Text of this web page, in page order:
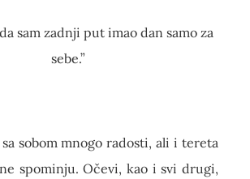
sam zadnji put imao dan samo za
sebe.”
sobom mnogo radosti, ali i tereta
spominju. Očevi, kao i svi drugi,